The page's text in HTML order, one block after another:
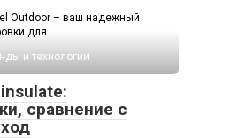
Outdoor – ваш надежный
для
и технологии
сравнение с